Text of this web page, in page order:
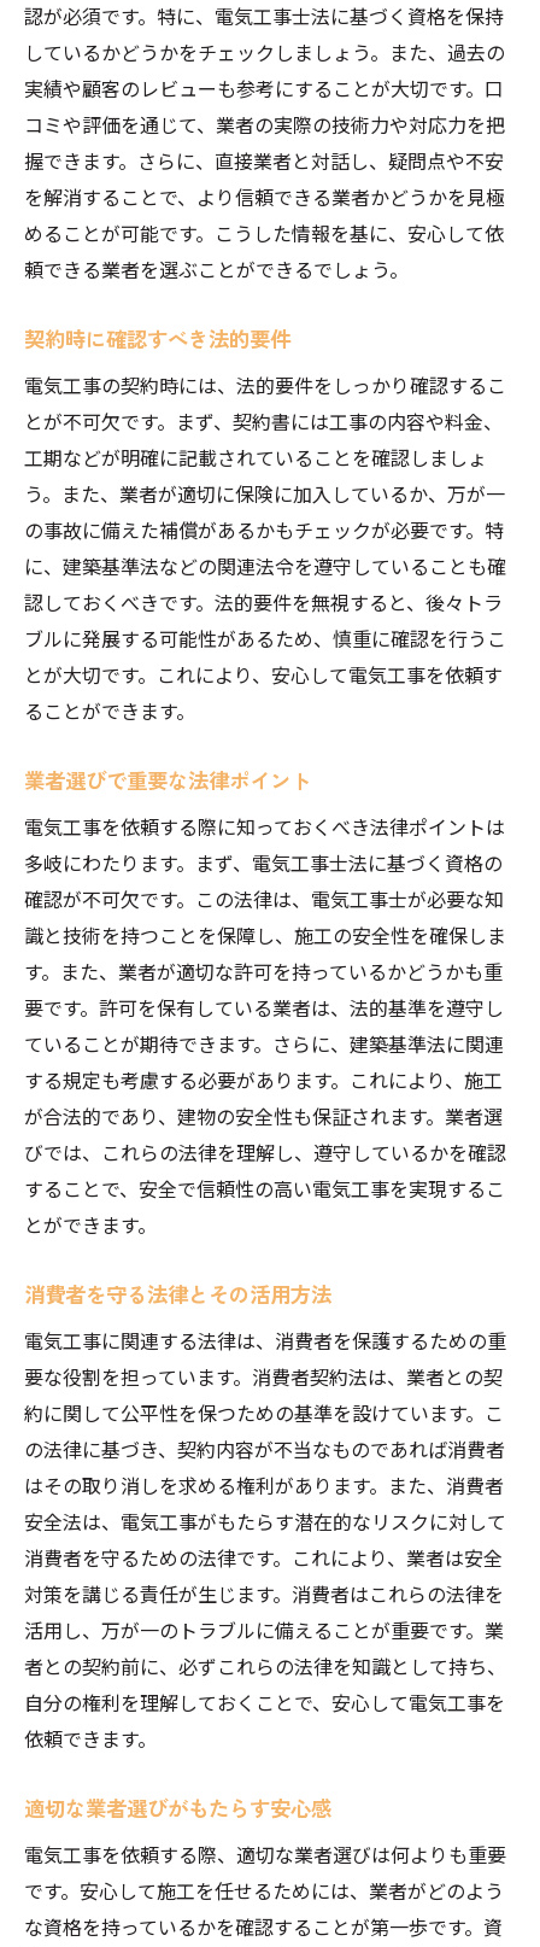
認が必須です。特に、電気工事士法に基づく資格を保持
しているかどうかをチェックしましょう。また、過去の
実績や顧客のレビューも参考にすることが大切です。口
コミや評価を通じて、業者の実際の技術力や対応力を把
握できます。さらに、直接業者と対話し、疑問点や不安
を解消することで、より信頼できる業者かどうかを見極
めることが可能です。こうした情報を基に、安心して依
頼できる業者を選ぶことができるでしょう。
契約時に確認すべき法的要件
電気工事の契約時には、法的要件をしっかり確認するこ
とが不可欠です。まず、契約書には工事の内容や料金、
工期などが明確に記載されていることを確認しましょ
う。また、業者が適切に保険に加入しているか、万が一
の事故に備えた補償があるかもチェックが必要です。特
に、建築基準法などの関連法令を遵守していることも確
認しておくべきです。法的要件を無視すると、後々トラ
ブルに発展する可能性があるため、慎重に確認を行うこ
とが大切です。これにより、安心して電気工事を依頼す
ることができます。
業者選びで重要な法律ポイント
電気工事を依頼する際に知っておくべき法律ポイントは
多岐にわたります。まず、電気工事士法に基づく資格の
確認が不可欠です。この法律は、電気工事士が必要な知
識と技術を持つことを保障し、施工の安全性を確保しま
す。また、業者が適切な許可を持っているかどうかも重
要です。許可を保有している業者は、法的基準を遵守し
ていることが期待できます。さらに、建築基準法に関連
する規定も考慮する必要があります。これにより、施工
が合法的であり、建物の安全性も保証されます。業者選
びでは、これらの法律を理解し、遵守しているかを確認
することで、安全で信頼性の高い電気工事を実現するこ
とができます。
消費者を守る法律とその活用方法
電気工事に関連する法律は、消費者を保護するための重
要な役割を担っています。消費者契約法は、業者との契
約に関して公平性を保つための基準を設けています。こ
の法律に基づき、契約内容が不当なものであれば消費者
はその取り消しを求める権利があります。また、消費者
安全法は、電気工事がもたらす潜在的なリスクに対して
消費者を守るための法律です。これにより、業者は安全
対策を講じる責任が生じます。消費者はこれらの法律を
活用し、万が一のトラブルに備えることが重要です。業
者との契約前に、必ずこれらの法律を知識として持ち、
自分の権利を理解しておくことで、安心して電気工事を
依頼できます。
適切な業者選びがもたらす安心感
電気工事を依頼する際、適切な業者選びは何よりも重要
です。安心して施工を任せるためには、業者がどのよう
な資格を持っているかを確認することが第一歩です。資